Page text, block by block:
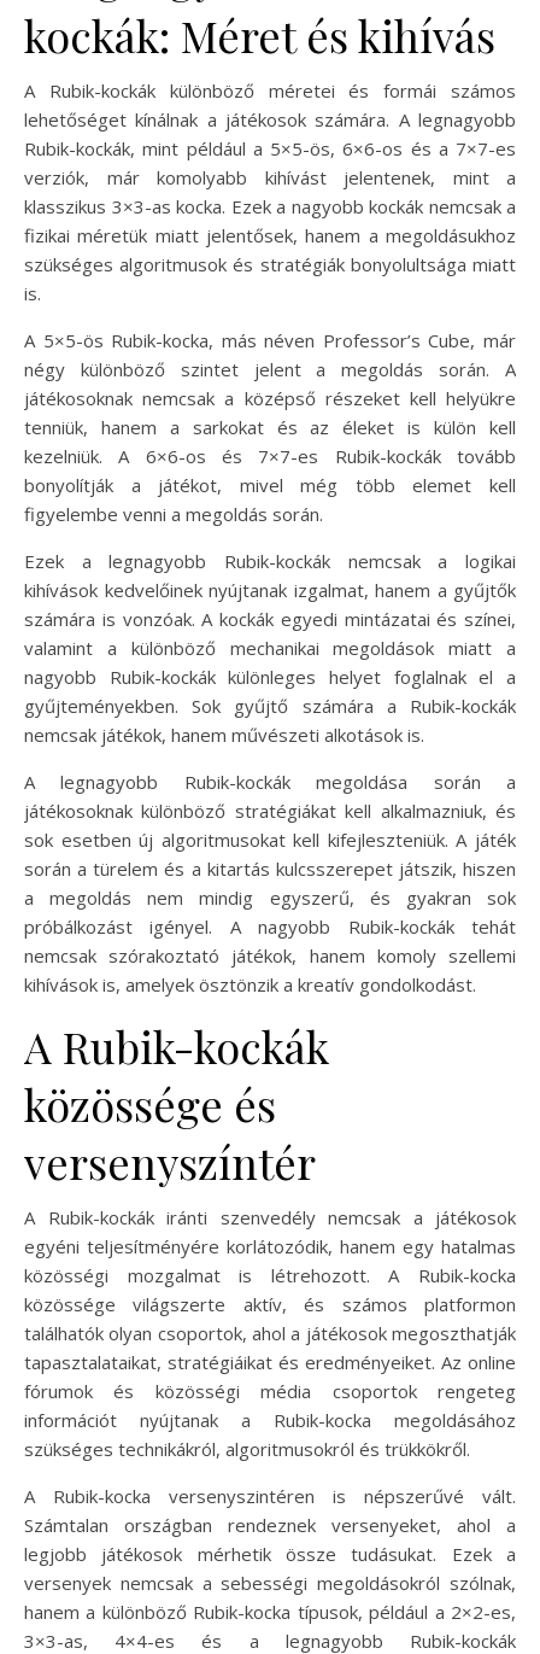
kockák: Méret és kihívás
A Rubik-kockák különböző méretei és formái számos
lehetőséget kínálnak a játékosok számára. A legnagyobb
Rubik-kockák, mint például a 5×5-ös, 6×6-os és a 7×7-es
verziók, már komolyabb kihívást jelentenek, mint a
klasszikus 3×3-as kocka. Ezek a nagyobb kockák nemcsak a
fizikai méretük miatt jelentősek, hanem a megoldásukhoz
szükséges algoritmusok és stratégiák bonyolultsága miatt
is.
A 5×5-ös Rubik-kocka, más néven Professor’s Cube, már
négy különböző szintet jelent a megoldás során. A
játékosoknak nemcsak a középső részeket kell helyükre
tenniük, hanem a sarkokat és az éleket is külön kell
kezelniük. A 6×6-os és 7×7-es Rubik-kockák tovább
bonyolítják a játékot, mivel még több elemet kell
figyelembe venni a megoldás során.
Ezek a legnagyobb Rubik-kockák nemcsak a logikai
kihívások kedvelőinek nyújtanak izgalmat, hanem a gyűjtők
számára is vonzóak. A kockák egyedi mintázatai és színei,
valamint a különböző mechanikai megoldások miatt a
nagyobb Rubik-kockák különleges helyet foglalnak el a
gyűjteményekben. Sok gyűjtő számára a Rubik-kockák
nemcsak játékok, hanem művészeti alkotások is.
A legnagyobb Rubik-kockák megoldása során a
játékosoknak különböző stratégiákat kell alkalmazniuk, és
sok esetben új algoritmusokat kell kifejleszteniük. A játék
során a türelem és a kitartás kulcsszerepet játszik, hiszen
a megoldás nem mindig egyszerű, és gyakran sok
próbálkozást igényel. A nagyobb Rubik-kockák tehát
nemcsak szórakoztató játékok, hanem komoly szellemi
kihívások is, amelyek ösztönzik a kreatív gondolkodást.
A Rubik-kockák
közössége és
versenyszíntér
A Rubik-kockák iránti szenvedély nemcsak a játékosok
egyéni teljesítményére korlátozódik, hanem egy hatalmas
közösségi mozgalmat is létrehozott. A Rubik-kocka
közössége világszerte aktív, és számos platformon
találhatók olyan csoportok, ahol a játékosok megoszthatják
tapasztalataikat, stratégiáikat és eredményeiket. Az online
fórumok és közösségi média csoportok rengeteg
információt nyújtanak a Rubik-kocka megoldásához
szükséges technikákról, algoritmusokról és trükkökről.
A Rubik-kocka versenyszintéren is népszerűvé vált.
Számtalan országban rendeznek versenyeket, ahol a
legjobb játékosok mérhetik össze tudásukat. Ezek a
versenyek nemcsak a sebességi megoldásokról szólnak,
hanem a különböző Rubik-kocka típusok, például a 2×2-es,
3×3-as, 4×4-es és a legnagyobb Rubik-kockák